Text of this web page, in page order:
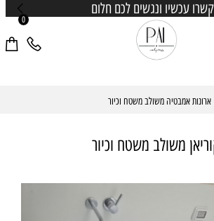
עכשיו ונגשים לכם חלום
0
ארונות אמבטיה משולב משטח וכיור
משולב משטח וכיור